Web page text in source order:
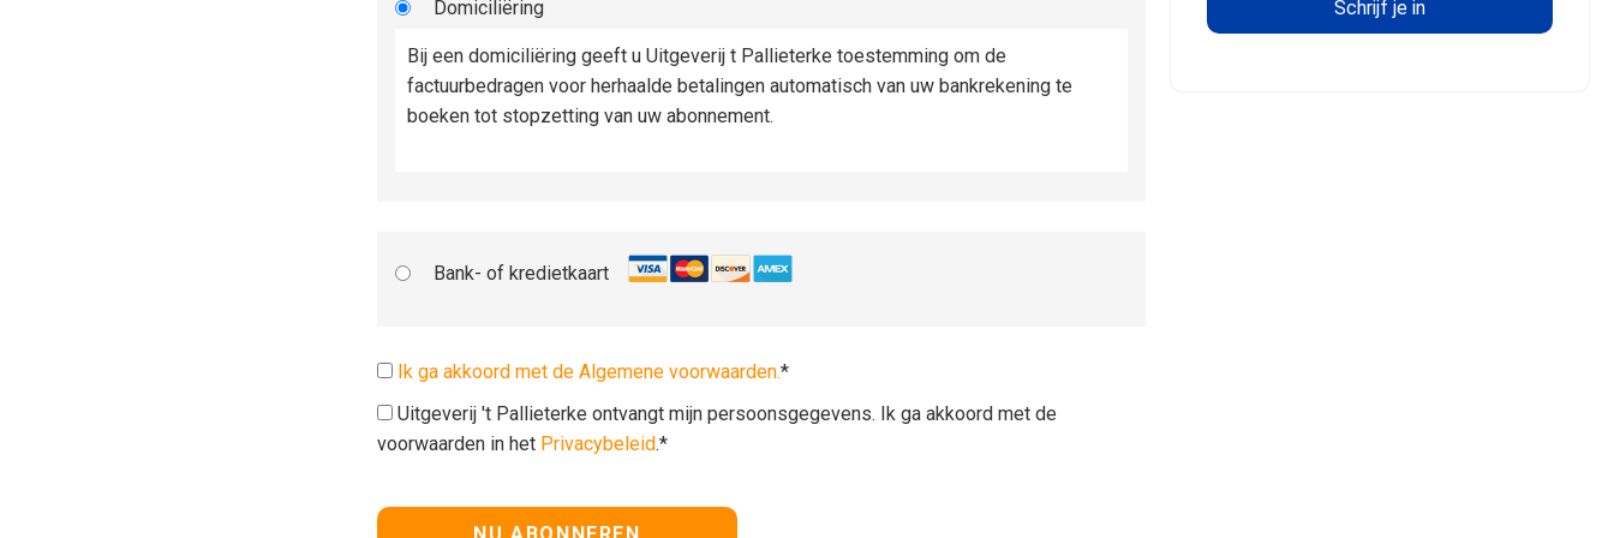
Domiciliëring
Bij een domiciliëring geeft u Uitgeverij t Pallieterke toestemming om de
factuurbedragen voor herhaalde betalingen automatisch van uw bankrekening te
boeken tot stopzetting van uw abonnement.
Bank- of kredietkaart
Ik ga akkoord met de Algemene voorwaarden.*
Uitgeverij 't Pallieterke ontvangt mijn persoonsgegevens. Ik ga akkoord met de
voorwaarden in het Privacybeleid.*
Geen waarde